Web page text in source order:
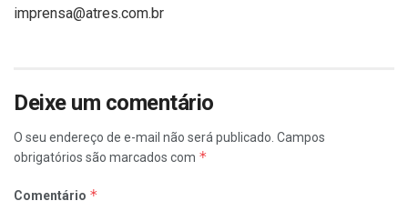
imprensa@atres.com.br
Deixe um comentário
O seu endereço de e-mail não será publicado. Campos
obrigatórios são marcados com *
Comentário *